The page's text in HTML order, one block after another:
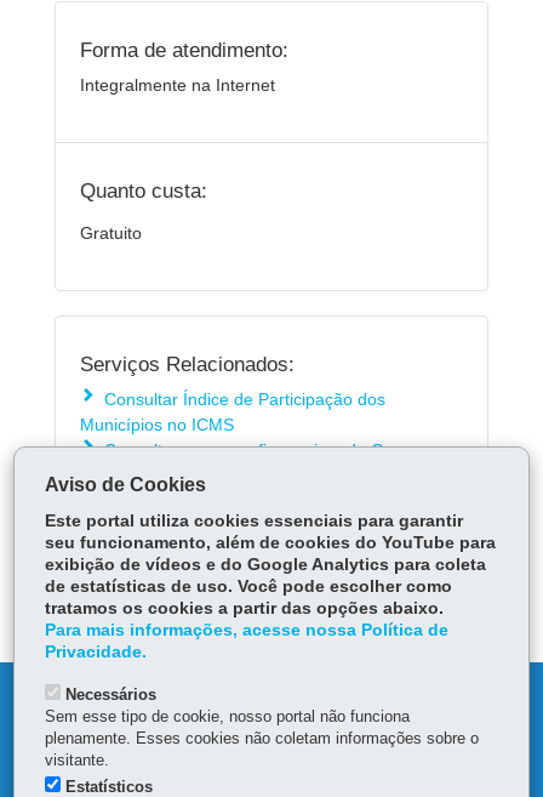
Forma de atendimento:
Integralmente na Internet
Quanto custa:
Gratuito
Serviços Relacionados:
Consultar Índice de Participação dos
Municípios no ICMS
Consultar repasses financeiros do Governo
Estadual aos municípios
ÓRGÃO RESPONSÁVEL
DEIXE SUA OPINIÃO
DENUNCIE CORRUPÇÃO
Aviso de Cookies
Este portal utiliza cookies essenciais para garantir
seu funcionamento, além de cookies do YouTube para
exibição de vídeos e do Google Analytics para coleta
de estatísticas de uso. Você pode escolher como
tratamos os cookies a partir das opções abaixo.
Para mais informações, acesse nossa Política de
Privacidade.
Necessários
Sem esse tipo de cookie, nosso portal não funciona
plenamente. Esses cookies não coletam informações sobre o
visitante.
Estatísticos